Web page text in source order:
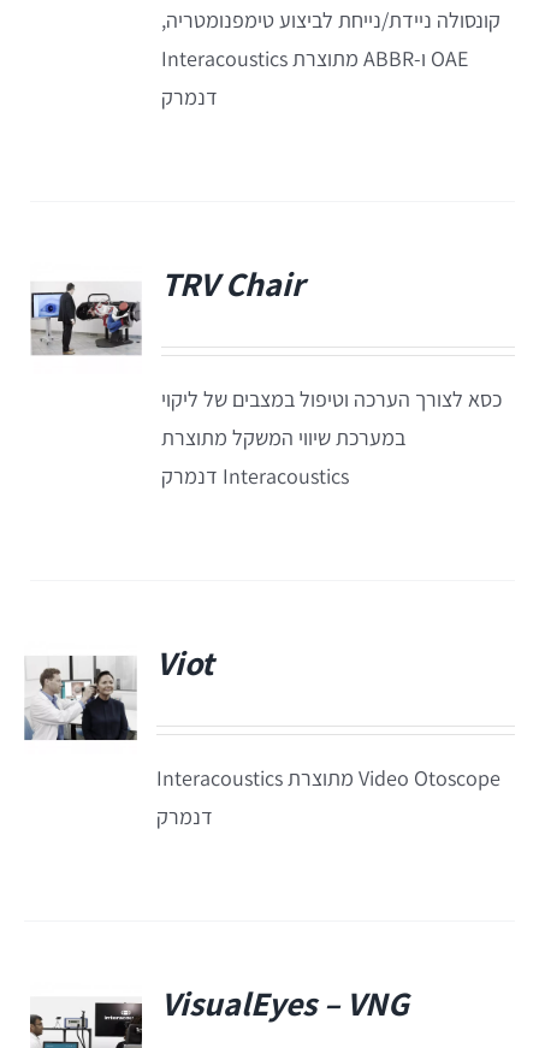
קונסולה ניידת/נייחת לביצוע טימפנומטריה,
OAE ו-ABBR מתוצרת Interacoustics
דנמרק
TRV Chair
כסא לצורך הערכה וטיפול במצבים של ליקוי
במערכת שיווי המשקל מתוצרת
Interacoustics דנמרק
Viot
Video Otoscope מתוצרת Interacoustics
דנמרק
VisualEyes – VNG